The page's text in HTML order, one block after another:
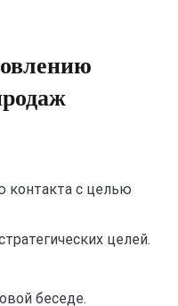
целей.
беседе.